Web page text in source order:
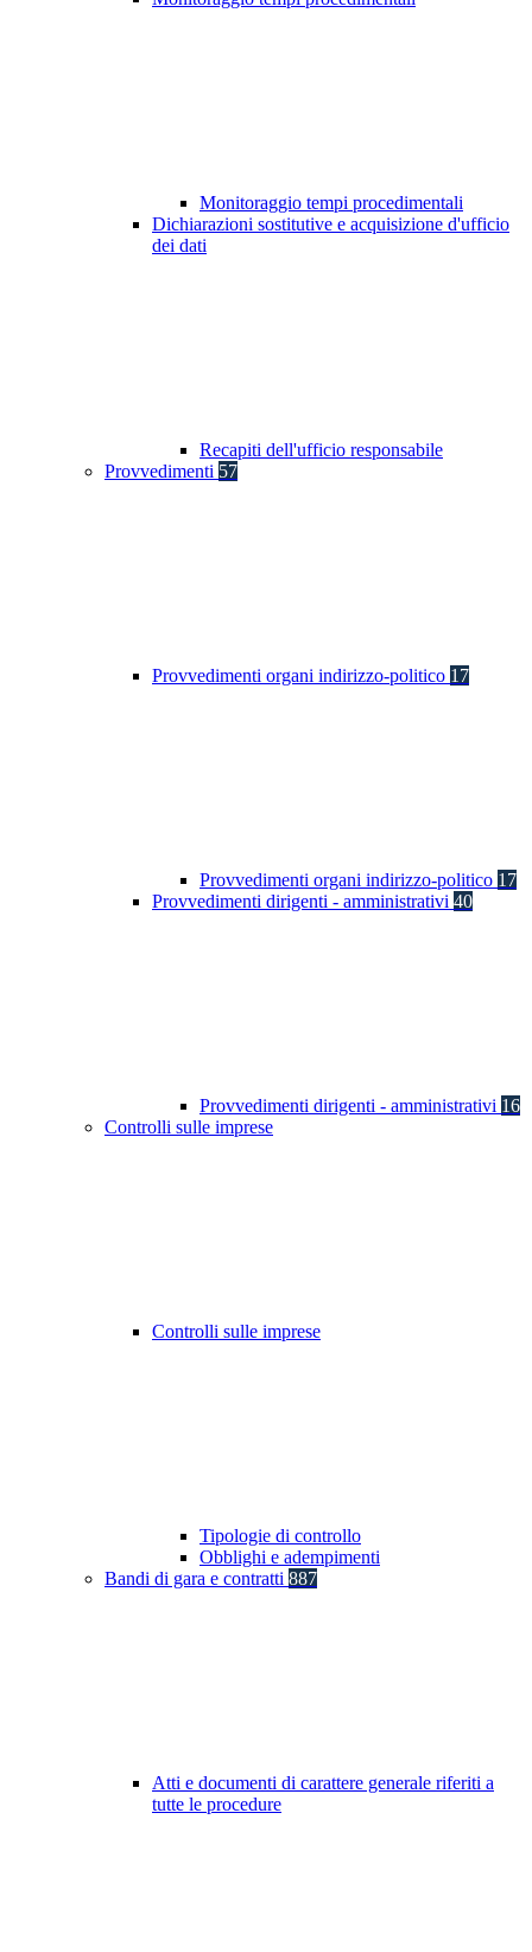
Monitoraggio tempi procedimentali
Dichiarazioni sostitutive e acquisizione d'ufficio
dei dati
Recapiti dell'ufficio responsabile
Provvedimenti 57
Provvedimenti organi indirizzo-politico 17
Provvedimenti organi indirizzo-politico 17
Provvedimenti dirigenti - amministrativi 40
Provvedimenti dirigenti - amministrativi 16
Controlli sulle imprese
Controlli sulle imprese
Tipologie di controllo
Obblighi e adempimenti
Bandi di gara e contratti 887
Atti e documenti di carattere generale riferiti a
tutte le procedure